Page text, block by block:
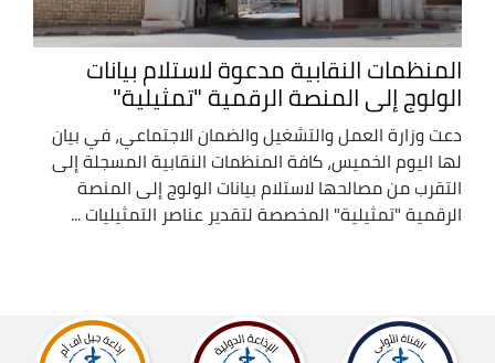
المنظمات النقابية مدعوة لاستلام بيانات
الولوج إلى المنصة الرقمية "تمثيلية"
دعت وزارة العمل والتشغيل والضمان الاجتماعي، في بيان
لها اليوم الخميس، كافة المنظمات النقابية المسجلة إلى
التقرب من مصالحها لاستلام بيانات الولوج إلى المنصة
الرقمية "تمثيلية" المخصصة لتقدير عناصر التمثيليات ...